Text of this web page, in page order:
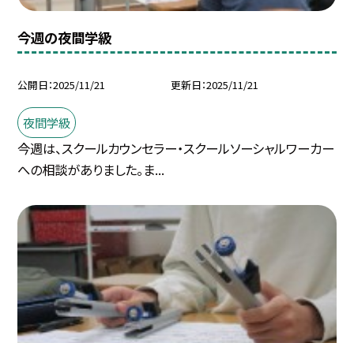
今週の夜間学級
公開日 2025/11/21 更新日 2025/11/21
夜間学級
今週は、スクールカウンセラー・スクールソーシャルワーカー
への相談がありました。ま...